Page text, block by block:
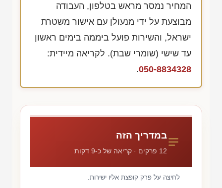
המחיר נמסר מראש בטלפון, העבודה
מבוצעת על ידי מנעולן עם אישור משטרת
ישראל, והשירות פועל ביממה בימים ראשון
עד שישי (שומרי שבת). לקריאה מיידית:
050-8834328
.
במדריך הזה
12 פרקים · קריאה של כ-9 דקות
לחיצה על פרק קופצת אליו ישירות.